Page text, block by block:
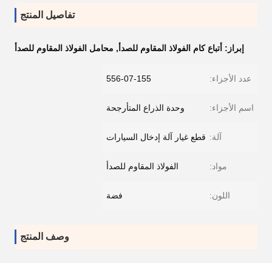
تفاصيل المنتج
إبراز: أتباع كام الفولاذ المقاوم للصدأ , محامل الفولاذ المقاوم للصدأ
عدد الأجزاء: 556-07-155
اسم الأجزاء: وحدة الذراع المتأرجحة
آلة: قطع غيار آلة إدخال السيارات
مواد: الفولاذ المقاوم للصدأ
اللون: فضة
وصف المنتج